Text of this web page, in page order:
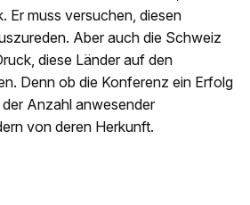
Er muss versuchen, diesen
Aber auch die Schweiz
diese Länder auf den
Denn ob die Konferenz ein Erfolg
Anzahl anwesender
von deren Herkunft.